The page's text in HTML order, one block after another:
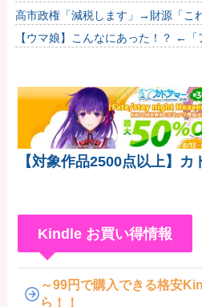
た32歳女が逮捕
高市政権「減税します」→財源「こ
【ウマ娘】こんなにあった！？ ←「
【対象作品2500点以上】
Kindle お買い得情報
～99円で購入できる格安
ら！！